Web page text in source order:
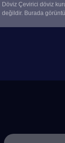
Döviz Çevirici döviz
değildir. Burada